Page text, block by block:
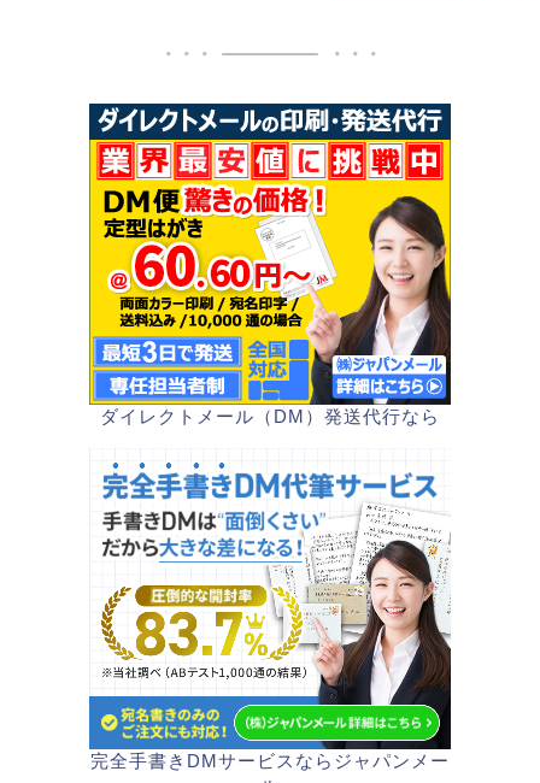
ダイレクトメール（DM）発送代行なら
完全手書きDMサービスならジャパンメー